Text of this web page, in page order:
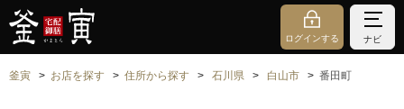
ログインする ナビ
釜寅 お店を探す 住所から探す 石川県 白山市 番田町